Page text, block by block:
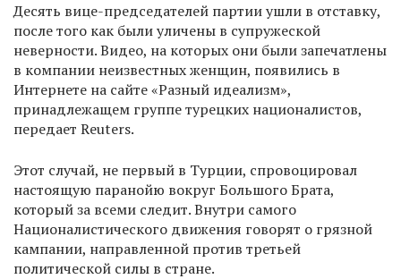
Десять вице-председателей партии ушли в отставку,
после того как были уличены в супружеской
неверности. Видео, на которых они были запечатлены
в компании неизвестных женщин, появились в
Интернете на сайте «Разный идеализм»,
принадлежащем группе турецких националистов,
передает Reuters.
Этот случай, не первый в Турции, спровоцировал
настоящую паранойю вокруг Большого Брата,
который за всеми следит. Внутри самого
Националистического движения говорят о грязной
кампании, направленной против третьей
политической силы в стране.